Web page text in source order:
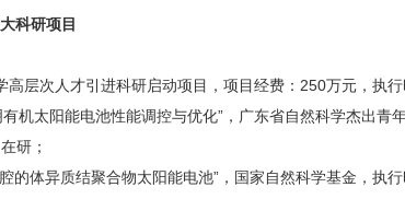
科研项目
层次人才引进科研启动项目，项目经费：250万元，执
太阳能电池性能调控与优化”，广东省自然科学杰出青
研；
体异质结聚合物太阳能电池”，国家自然科学基金，执行